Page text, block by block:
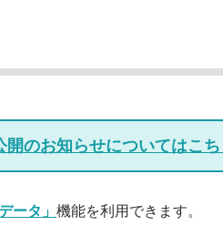
開のお知らせについてはこち
ータ」 機能を利用できます。